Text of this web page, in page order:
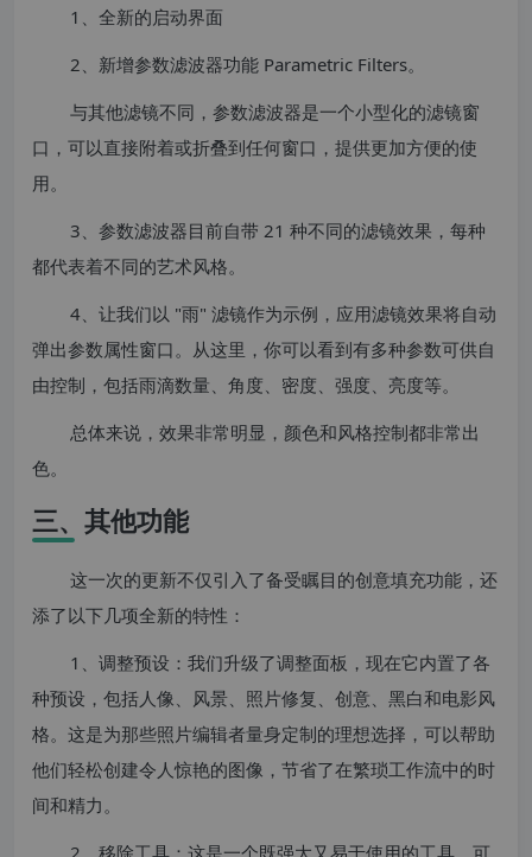
1、全新的启动界面
2、新增参数滤波器功能 Parametric Filters。
与其他滤镜不同，参数滤波器是一个小型化的滤镜窗
口，可以直接附着或折叠到任何窗口，提供更加方便的使
用。
3、参数滤波器目前自带 21 种不同的滤镜效果，每种
都代表着不同的艺术风格。
4、让我们以 "雨" 滤镜作为示例，应用滤镜效果将自动
弹出参数属性窗口。从这里，你可以看到有多种参数可供自
由控制，包括雨滴数量、角度、密度、强度、亮度等。
总体来说，效果非常明显，颜色和风格控制都非常出
色。
三、其他功能
这一次的更新不仅引入了备受瞩目的创意填充功能，还
添了以下几项全新的特性：
1、调整预设：我们升级了调整面板，现在它内置了各
种预设，包括人像、风景、照片修复、创意、黑白和电影风
格。这是为那些照片编辑者量身定制的理想选择，可以帮助
他们轻松创建令人惊艳的图像，节省了在繁琐工作流中的时
间和精力。
2、移除工具：这是一个既强大又易于使用的工具，可